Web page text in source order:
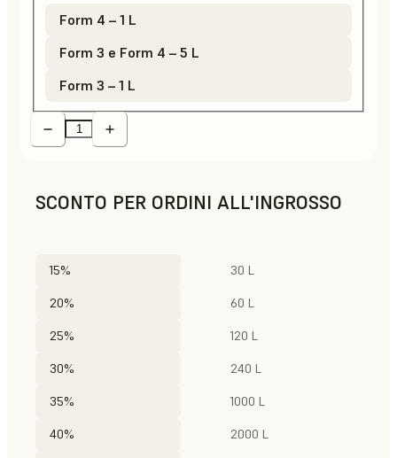
Form 4 – 1 L
Form 3 e Form 4 – 5 L
Form 3 – 1 L
SCONTO PER ORDINI ALL'INGROSSO
15% 30 L
20% 60 L
25% 120 L
30% 240 L
35% 1000 L
40% 2000 L